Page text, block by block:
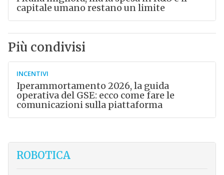
capitale umano restano un limite
Più condivisi
INCENTIVI
Iperammortamento 2026, la guida
operativa del GSE: ecco come fare le
comunicazioni sulla piattaforma
ROBOTICA